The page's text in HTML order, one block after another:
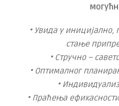
• Увида у
стање
• Стручно –
• Оптималног
•
• Праћења